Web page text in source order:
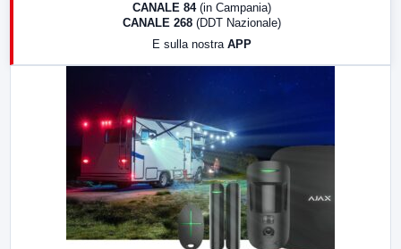
CANALE 84 (in Campania)
CANALE 268 (DDT Nazionale)
E sulla nostra APP